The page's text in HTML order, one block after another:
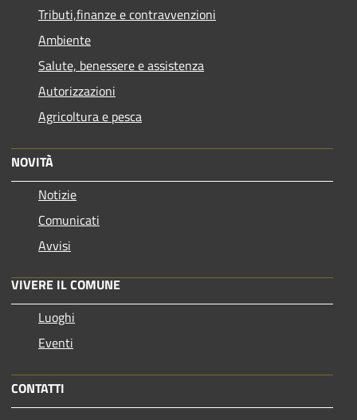
Tributi,finanze e contravvenzioni
Ambiente
Salute, benessere e assistenza
Autorizzazioni
Agricoltura e pesca
NOVITÀ
Notizie
Comunicati
Avvisi
VIVERE IL COMUNE
Luoghi
Eventi
CONTATTI